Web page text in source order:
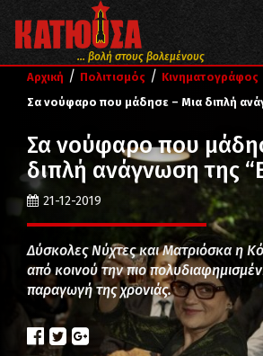
... βολή στους βολεμένους
Αρχική / Πολιτισμός / Κινηματογράφος
Σα νούφαρο που μάδησε – Μια διπλή
Σα νούφαρο που
διπλή ανάγνωση της
21-12-2019
Δύσκολες Νύχτες και Ματριόσκα η
από κοινού την πιο
παραγωγή της χρονιάς.